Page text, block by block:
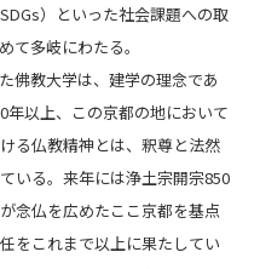
）といった社会課題への取
て多岐にわたる。
佛教大学は、建学の理念であ
年以上、この京都の地において
る仏教精神とは、釈尊と法然
いる。来年には浄土宗開宗850
念仏を広めたここ京都を基点
をこれまで以上に果たしてい